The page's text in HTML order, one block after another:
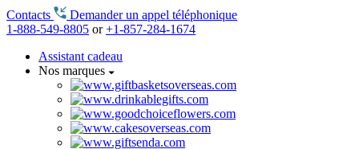
Contacts
Demander un appel téléphonique
1-888-549-8805 or+1-857-284-1674
Assistant cadeau
Nos marques